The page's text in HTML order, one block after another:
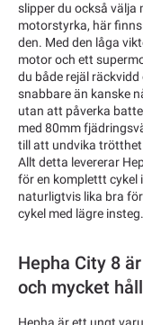
slipper du också välja
motorstyrka, här
den. Med den låga
motor och ett
du både rejäl
snabbare än kanske
utan att påverka
med 80mm
till att undvika
Allt detta levererar
för en komplettt cykel
naturligtvis lika bra
cykel med lägre insteg.
Hepha City 8
och mycket